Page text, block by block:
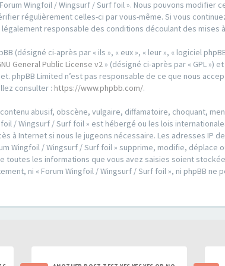
Wingfoil / Wingsurf / Surf foil ». Nous pouvons
régulièrement celles-ci par vous-même. Si vous
responsable des conditions découlant des mises
(désigné ci-après par « ils », « eux », « leur », « logiciel
General Public License v2 » (désigné ci-après par « GPL »)
phpBB Limited n’est pas responsable de ce que nous
consulter : https://www.phpbb.com/.
abusif, obscène, vulgaire, diffamatoire, choquant,
/ Wingsurf / Surf foil » est hébergé ou les lois
à Internet si nous le jugeons nécessaire. Les adresses
Wingfoil / Wingsurf / Surf foil » supprime, modifie,
toutes les informations que vous avez saisies soient
ni « Forum Wingfoil / Wingsurf / Surf foil », ni phpBB